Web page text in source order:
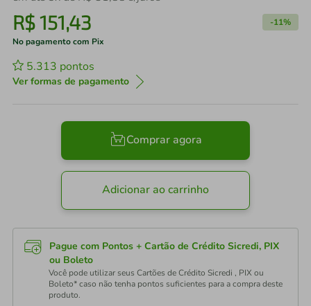
R$151,43 -11%
No pagamento com Pix
5.313 pontos
Ver formas de pagamento
Comprar agora
Adicionar ao carrinho
Pague com Pontos + Cartão de Crédito Sicredi, PIX
ou Boleto
Você pode utilizar seus Cartões de Crédito Sicredi , PIX ou
Boleto* caso não tenha pontos suficientes para a compra deste
produto.